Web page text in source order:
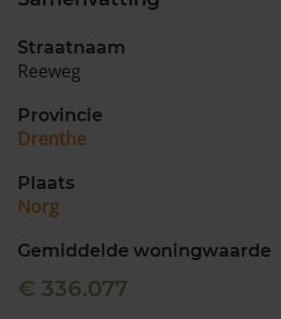
Straatnaam
Reeweg
Provincie
Drenthe
Plaats
Norg
Gemiddelde woningwaarde
€ 336.077